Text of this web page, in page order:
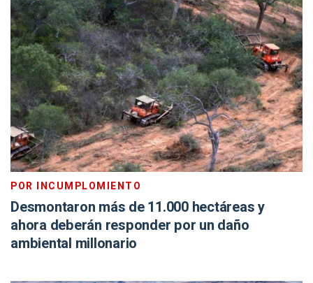
POR INCUMPLOMIENTO
Desmontaron más de 11.000 hectáreas y
ahora deberán responder por un daño
ambiental millonario